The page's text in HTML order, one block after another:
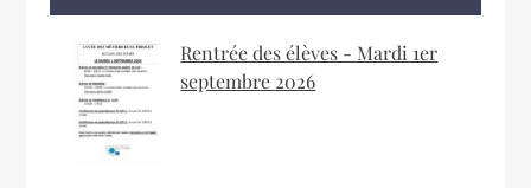
Rentrée des élèves - Mardi 1er
septembre 2026